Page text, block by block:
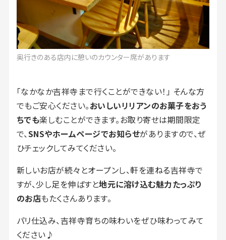
奥行きのある店内に憩いのカウンター席があります
「なかなか吉祥寺まで行くことができない！」 そんな方
でもご安心ください。おいしいリリアンのお菓子をおう
ちでも楽しむことができます。お取り寄せは期間限定
で、SNSやホームページでお知らせがありますので、ぜ
ひチェックしてみてください。
新しいお店が続々とオープンし、軒を連ねる吉祥寺で
すが、少し足を伸ばすと地元に溶け込む魅力たっぷり
のお店もたくさんあります。
パリ仕込み、吉祥寺育ちの味わいをぜひ味わってみて
ください♪